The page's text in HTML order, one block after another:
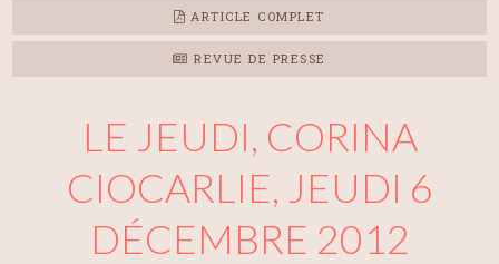
ARTICLE COMPLET
REVUE DE PRESSE
LE JEUDI, CORINA
CIOCARLIE, JEUDI 6
DÉCEMBRE 2012